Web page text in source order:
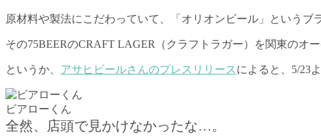
原材料や製法にこだわっていて、「オリオンビール」というブ
その75BEERのCRAFT LAGER（クラフトラガー）を関東のオ
というか、 アサヒビールさんのプレスリリース によると、5/23
ビアローくん
全然、店頭で見かけなかったな…。